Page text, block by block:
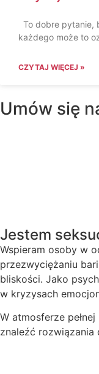
To dobre pytanie,
każdego może to
CZYTAJ WIĘCEJ »
Umów się
Jestem
Wspieram osoby w
przezwyciężaniu
bliskości. Jako
w kryzysach
W atmosferze
znaleźć